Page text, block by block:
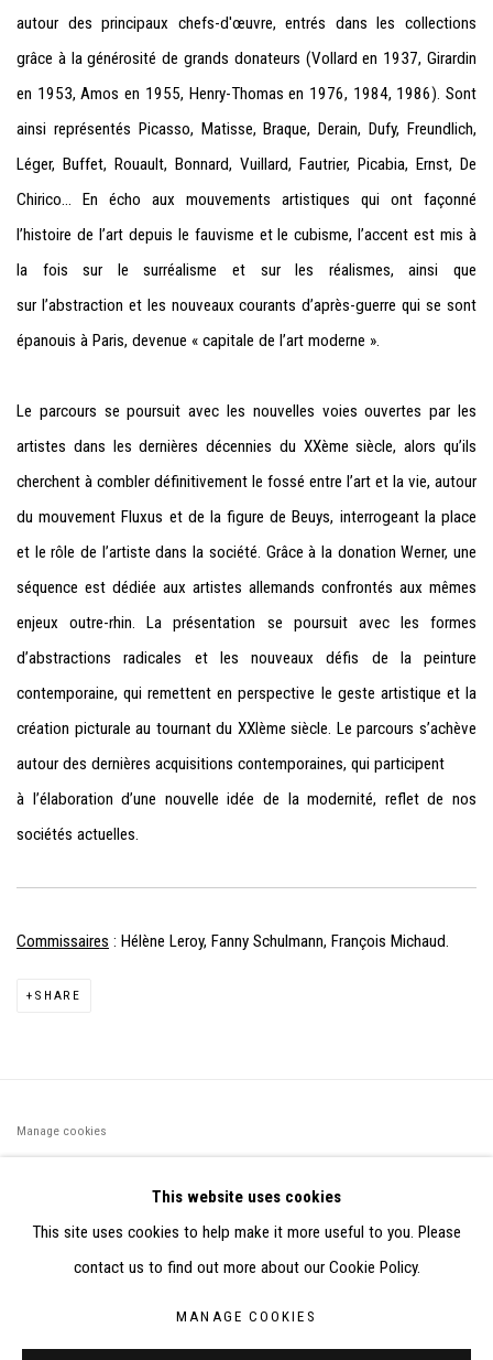
autour desprincipaux chefs-d'œuvre,entrés dans les collections
grâce à la générosité degrands donateurs (Vollarden 1937, Girardin
en 1953, Amos en 1955, Henry-Thomasen 1976, 1984, 1986).Sont
ainsi représentés Picasso, Matisse, Braque, Derain,Dufy,Freundlich,
Léger, Buffet, Rouault, Bonnard, Vuillard, Fautrier, Picabia, Ernst, De
Chirico… En écho aux mouvements artistiques qui ont façonné
l’histoire de l’art depuis le fauvisme et lecubisme, l’accentestmis à
la fois sur lesurréalismeet sur les réalismes, ainsique
sur l’abstraction et les nouveaux courantsd’après-guerrequi se sont
épanouis à Paris, devenue « capitale de l’art moderne ».
Le parcours sepoursuit avec les nouvelles voies ouvertes par les
artistes dans les dernièresdécennies du XXème siècle, alors qu’ils
cherchent à combler définitivement le fossé entre l’art et la vie, autour
du mouvement Fluxus et de la figure de Beuys, interrogeant la place
et le rôle de l’artistedans la société. Grâce à la donation Werner, une
séquence est dédiée aux artistes allemands confrontés aux mêmes
enjeuxoutre-rhin. Laprésentation se poursuit avec les formes
d’abstractionsradicales et les nouveauxdéfis de la peinture
contemporaine, qui remettent en perspective le geste artistique et la
création picturale au tournantdu XXIème siècle. Le parcours s’achève
autour des dernières acquisitions contemporaines, qui participent
à l’élaborationd’une nouvelle idée de lamodernité, reflet de nos
sociétés actuelles.
Commissaires : Hélène Leroy, Fanny Schulmann, François Michaud.
SHARE
Manage cookies
PARTIR DES DONNÉES COLLECTÉES PAR ELISABETH KLIMOFF
DE 2015 À 2019
SITE BY ARTLOGIC
This website uses cookies
This site uses cookies to help make it more useful to you. Please
contact us to find out more about our Cookie Policy.
MANAGE COOKIES